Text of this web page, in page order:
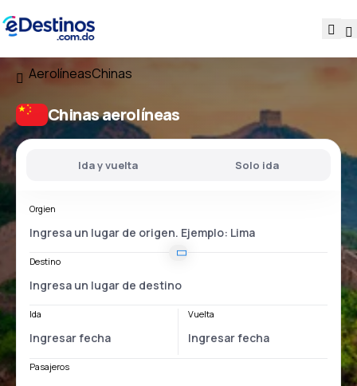
AerolíneasChinas
Chinas aerolíneas
Ida y vuelta Solo ida
Orgien
Destino
Ida Vuelta
Pasajeros